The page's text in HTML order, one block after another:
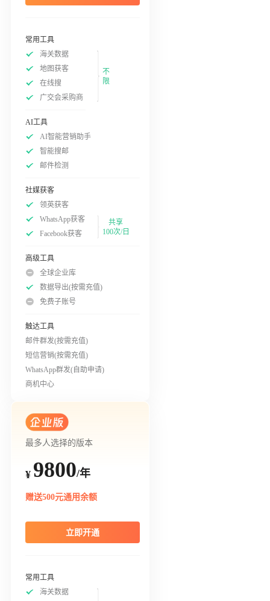
常用工具
海关数据
地图获客
在线搜
广交会采购商
不
限
AI工具
AI智能营销助手
智能搜邮
邮件检测
社媒获客
领英获客
WhatsApp获客
Facebook获客
共享
100次/日
高级工具
全球企业库
数据导出(按需充值)
免费子账号
触达工具
邮件群发(按需充值)
短信营销(按需充值)
WhatsApp群发(自助申请)
商机中心
最多人选择的版本
¥ 9800/年
赠送500元通用余额
立即开通
常用工具
海关数据